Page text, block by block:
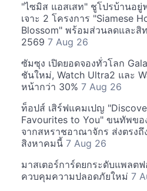
"ไซมิส แอสเสท" ชูโปรบ้านอ
เจาะ 2 โครงการ "Siamese
Blossom" พร้อมส่วนลดและสิ
2569 7 Aug 26
ซัมซุง เปิดยอดจองทั่วโลก
ชันใหม่, Watch Ultra2 และ
หน้ากว่า 30% 7 Aug 26
ท็อปส์ เสิร์ฟแคมเปญ
Favourites to You" ขนทัพขอ
จากสหราชอาณาจักร ส่งตรง
สิงหาคมนี้ 7 Aug 26
มาสเตอร์การ์ดยกระดับแพลต
ควบคุมความปลอดภัยใหม่ 7